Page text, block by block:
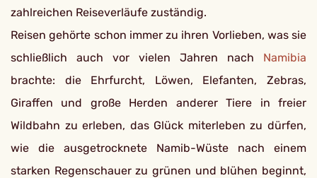
zahlreichen Reiseverläufe zuständig.
Reisen gehörte schon immer zu ihren Vorlieben, was sie
schließlich auch vor vielen Jahren nach Namibia
brachte: die Ehrfurcht, Löwen, Elefanten, Zebras,
Giraffen und große Herden anderer Tiere in freier
Wildbahn zu erleben, das Glück miterleben zu dürfen,
wie die ausgetrocknete Namib-Wüste nach einem
starken Regenschauer zu grünen und blühen beginnt,